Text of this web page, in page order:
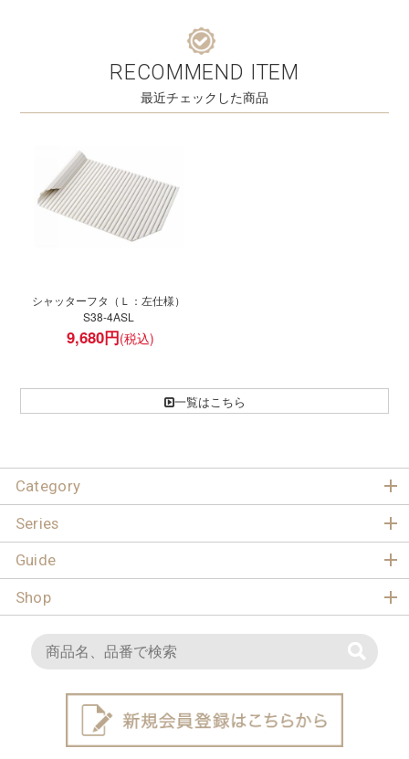
RECOMMEND ITEM
最近チェックした商品
シャッターフタ（Ｌ：左仕様）
S38-4ASL
9,680円
一覧はこちら
Category
Series
Guide
Shop